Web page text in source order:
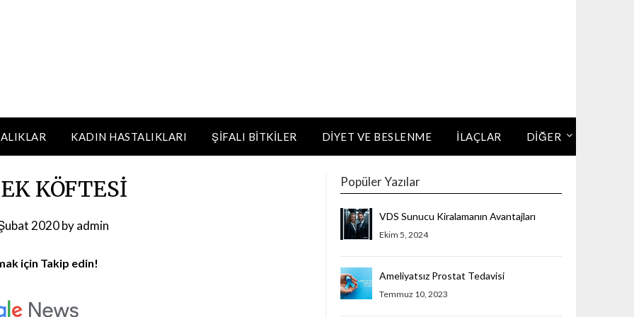
KADIN HASTALIKLARI ŞIFALI BITKILER DIYET VE BESLENME İLAÇLAR DİĞER
KÖFTESİ
2020byadmin
için Takip edin!
Popüler Yazılar
VDS Sunucu Kiralamanın Avantajları
Ekim 5, 2024
Ameliyatsız Prostat Tedavisi
Temmuz 10, 2023